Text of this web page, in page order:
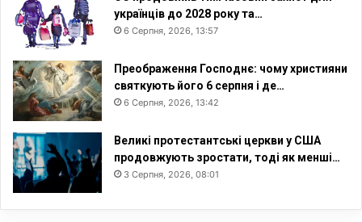
українців до 2028 року та…
6 Серпня, 2026, 13:57
Преображення Господнє: чому християни
святкують його 6 серпня і де…
6 Серпня, 2026, 13:42
Великі протестантські церкви у США
продовжують зростати, тоді як менші…
3 Серпня, 2026, 08:01